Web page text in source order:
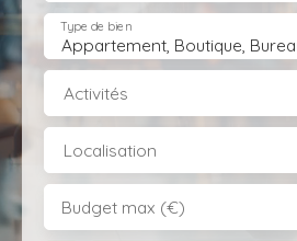
Type de bien
Activités
Localisation
Budget max (€)